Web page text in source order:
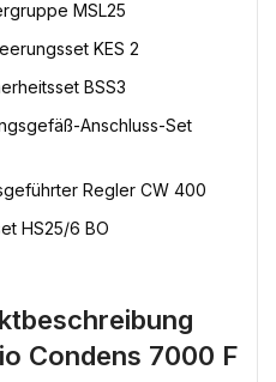
MSL25
KES 2
BSS3
Anschluss-Set
Regler CW 400
HS25/6 BO
Condens 7000 F